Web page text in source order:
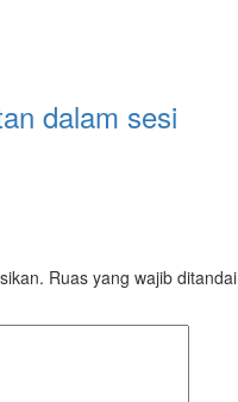
dalam sesi
Ruas yang wajib ditandai